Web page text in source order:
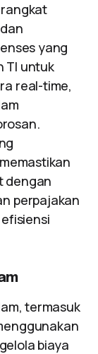
yang
TI untuk
real-time,
dengan
perpajakan
termasuk
biaya